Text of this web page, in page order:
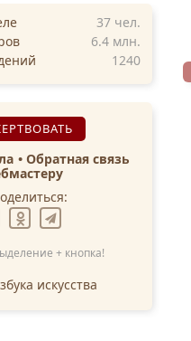
37 чел.
6.4 млн.
1240
Обратная связь
+ кнопка!
искусства